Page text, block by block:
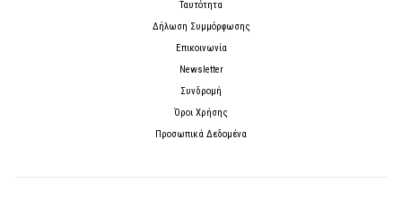
Ταυτότητα
Δήλωση Συμμόρφωσης
Επικοινωνία
Newsletter
Συνδρομή
Όροι Χρήσης
Προσωπικά Δεδομένα